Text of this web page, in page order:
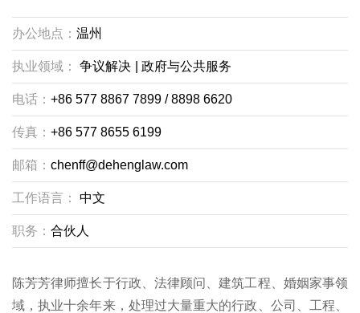
办公地点： 温州
执业领域： 争议解决 政府与公共服务
电话： +86 577 8867 7899 / 8898 6620
传真： +86 577 8655 6199
邮箱： chenff@dehenglaw.com
工作语言： 中文
职务： 合伙人
陈芳芳律师擅长于行政、法律顾问、建筑工程、婚姻家事领
域，执业十余年来，处理过大量重大的行政、公司、工程、